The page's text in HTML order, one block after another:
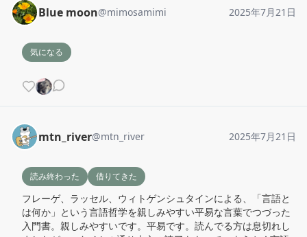
Blue moon@mimosamimi 2025年7月21日
気になる
mtn_river@mtn_river 2025年7月21日
読み終わった 借りてきた
フレーゲ、ラッセル、ウィトゲンシュタインによる、「言語と
は何か」という言語哲学を親しみやすい平易な言葉でつづった
入門書。親しみやすいです。平易です。読んでる方は息切れし